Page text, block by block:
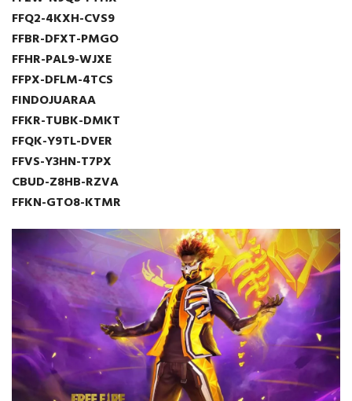
FFQ2-4KXH-CVS9
FFBR-DFXT-PMGO
FFHR-PAL9-WJXE
FFPX-DFLM-4TCS
FINDOJUARAA
FFKR-TUBK-DMKT
FFQK-Y9TL-DVER
FFVS-Y3HN-T7PX
CBUD-Z8HB-RZVA
FFKN-GTO8-KTMR